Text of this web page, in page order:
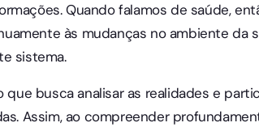
Quando falamos de saúde,
às mudanças no ambiente da
sistema.
que busca analisar as realidades e
Assim, ao compreender